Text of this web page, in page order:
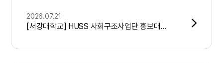
2026.07.21
[서강대학교] HUSS 사회구조사업단 홍보대사 HUGS 5기 모집(7/22 ~ 8/11 15시)